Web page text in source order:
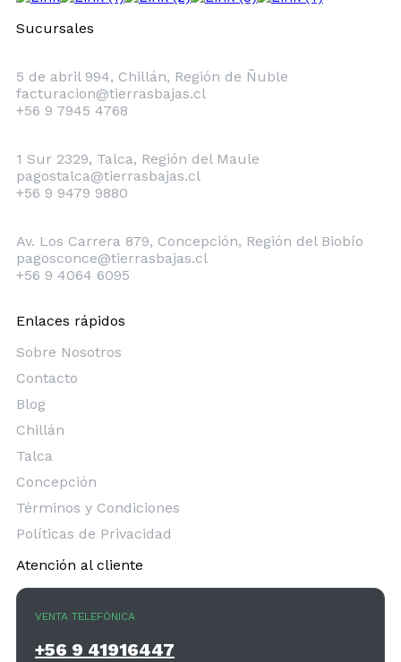
Sucursales
5 de abril 994, Chillán, Región de Ñuble
facturacion@tierrasbajas.cl
+56 9 7945 4768
1 Sur 2329, Talca, Región del Maule
pagostalca@tierrasbajas.cl
+56 9 9479 9880
Av. Los Carrera 879, Concepción, Región del Biobío
pagosconce@tierrasbajas.cl
+56 9 4064 6095
Enlaces rápidos
Sobre Nosotros
Contacto
Blog
Chillán
Talca
Concepción
Términos y Condiciones
Políticas de Privacidad
Atención al cliente
VENTA TELEFÓNICA
+56 9 41916447